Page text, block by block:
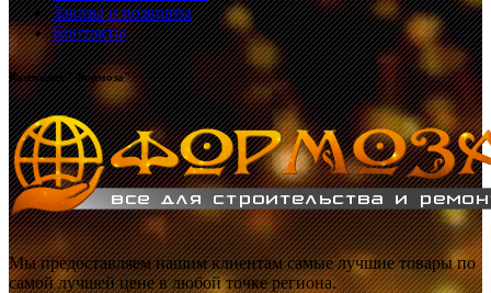
Заказы и возвраты
Контакты
Компания "Формоза"
Мы предоставляем нашим клиентам самые лучшие товары по
самой лучшей цене в любой точке региона.